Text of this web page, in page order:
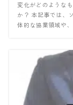
変化がどのような
か？ 本記事では、
体的な協業領域や、